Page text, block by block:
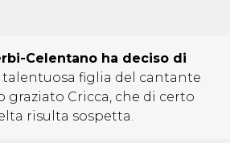
Celentano ha deciso di
talentuosa figlia del cantante
graziato Cricca, che di certo
risulta sospetta.